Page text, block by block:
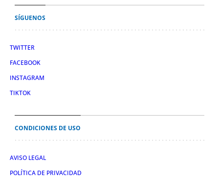
SÍGUENOS
TWITTER
FACEBOOK
INSTAGRAM
TIKTOK
CONDICIONES DE USO
AVISO LEGAL
POLÍTICA DE PRIVACIDAD